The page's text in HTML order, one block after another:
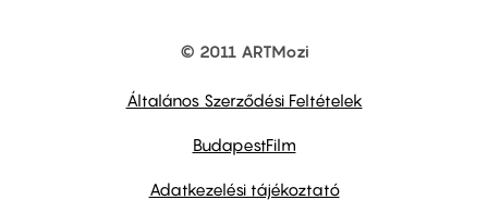
© 2011 ARTMozi
Általános Szerződési Feltételek
BudapestFilm
Adatkezelési tájékoztató